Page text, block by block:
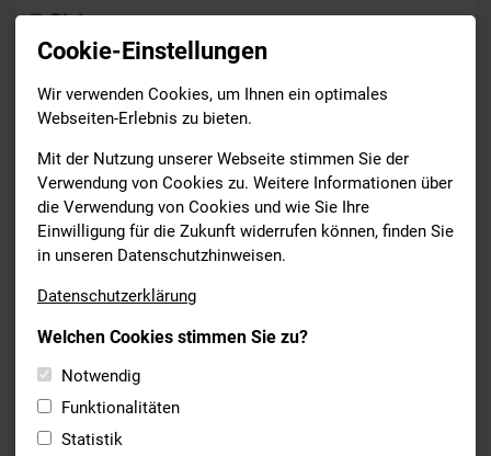
News
Drucken
SYNCHRONSCHWIMMEN
05.04.2022
64. DEUTSCHE
MEISTERSCHAFTEN IM
SYNCHRONSCHWIMMEN
Am Wochenende starteten unsere Bayerischen
Synchronschwimmer*innen bei der Deutschen Meisterschaft in
Zwickau.
Cookie-Einstellungen
Wir verwenden Cookies, um Ihnen ein optimales
Webseiten-Erlebnis zu bieten.
Mit der Nutzung unserer Webseite stimmen Sie der
Verwendung von Cookies zu. Weitere Informationen über
die Verwendung von Cookies und wie Sie Ihre
Einwilligung für die Zukunft widerrufen können, finden Sie
in unseren Datenschutzhinweisen.
Datenschutzerklärung
Welchen Cookies stimmen Sie zu?
Notwendig
Funktionalitäten
Statistik